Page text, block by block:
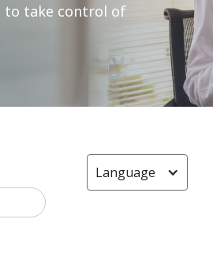
to take control of
Language